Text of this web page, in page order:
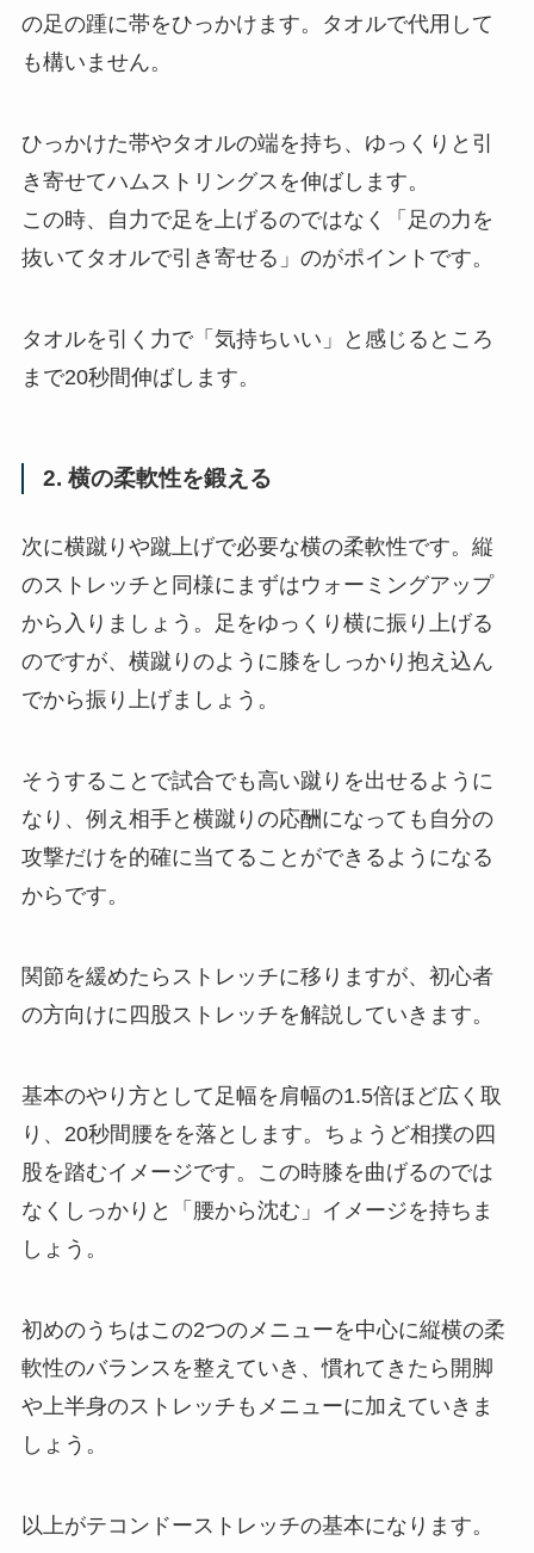
の足の踵に帯をひっかけます。タオルで代用して
も構いません。
ひっかけた帯やタオルの端を持ち、ゆっくりと引
き寄せてハムストリングスを伸ばします。
この時、自力で足を上げるのではなく「足の力を
抜いてタオルで引き寄せる」のがポイントです。
タオルを引く力で「気持ちいい」と感じるところ
まで20秒間伸ばします。
2. 横の柔軟性を鍛える
次に横蹴りや蹴上げで必要な横の柔軟性です。縦
のストレッチと同様にまずはウォーミングアップ
から入りましょう。足をゆっくり横に振り上げる
のですが、横蹴りのように膝をしっかり抱え込ん
でから振り上げましょう。
そうすることで試合でも高い蹴りを出せるように
なり、例え相手と横蹴りの応酬になっても自分の
攻撃だけを的確に当てることができるようになる
からです。
関節を緩めたらストレッチに移りますが、初心者
の方向けに四股ストレッチを解説していきます。
基本のやり方として足幅を肩幅の1.5倍ほど広く取
り、20秒間腰をを落とします。ちょうど相撲の四
股を踏むイメージです。この時膝を曲げるのでは
なくしっかりと「腰から沈む」イメージを持ちま
しょう。
初めのうちはこの2つのメニューを中心に縦横の柔
軟性のバランスを整えていき、慣れてきたら開脚
や上半身のストレッチもメニューに加えていきま
しょう。
以上がテコンドーストレッチの基本になります。